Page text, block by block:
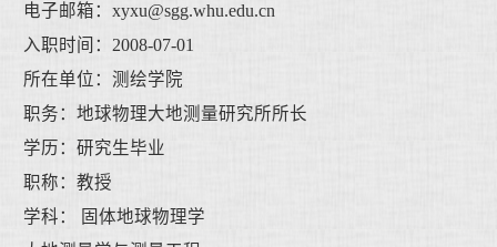
电子邮箱： xyxu@sgg.whu.edu.cn
入职时间：2008-07-01
所在单位：测绘学院
职务：地球物理大地测量研究所所长
学历：研究生毕业
职称：教授
学科： 固体地球物理学